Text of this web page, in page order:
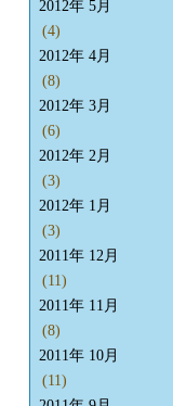
2012年 5月
(4)
2012年 4月
(8)
2012年 3月
(6)
2012年 2月
(3)
2012年 1月
(3)
2011年 12月
(11)
2011年 11月
(8)
2011年 10月
(11)